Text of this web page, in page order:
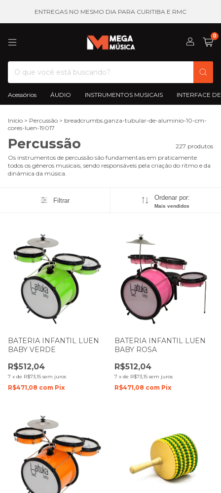
ENTREGAS NO MESMO DIA PARA CURITIBA E RMC
0
Acessórios ÁUDIO INSTRUMENTOS MUSICAIS INTERFACE
Início > Percussão > breadcrumbs.ganza-tubular-de-aluminio-10-cm-
cores-luen-19017
Percussão
227 produtos
Os instrumentos de percussão são fundamentais em praticamente
todos os gêneros musicais, sendo responsáveis pela criação do ritmo e da
dinâmica da música.
Filtrar Ordenar por:
Mais vendidos
BATERIA INFANTIL LUEN
BABY VERDE
R$512,04
7 x de R$73,15 sem juros
R$471,08 com Pix
BATERIA INFANTIL LUEN
BABY ROSA
R$512,04
7 x de R$73,15 sem juros
R$471,08 com Pix